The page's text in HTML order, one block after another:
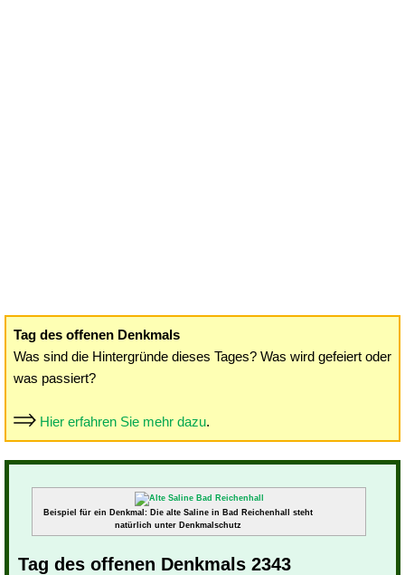
Tag des offenen Denkmals
Was sind die Hintergründe dieses Tages? Was wird gefeiert oder
was passiert?
Hier erfahren Sie mehr dazu.
Beispiel für ein Denkmal: Die alte Saline in Bad Reichenhall steht
natürlich unter Denkmalschutz
Tag des offenen Denkmals 2343